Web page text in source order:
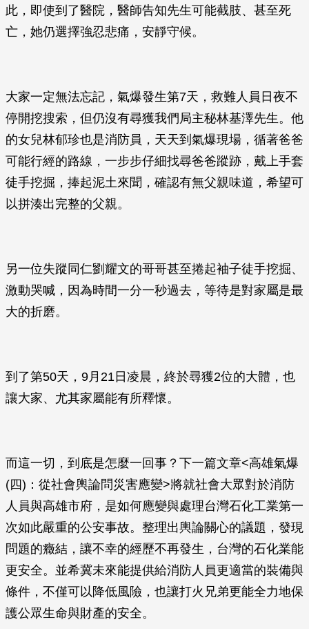
此，即使到了醫院，醫師告知先生可能截肢、甚至死
亡，她仍選擇強忍悲痛，安靜守候。
大家一定無法忘記，氣爆發生第7天，救難人員日夜不
停開挖搜索，但仍沒有尋獲我們局主秘林基澤先生。他
的女兒林郁珍也是消防員，天天到氣爆現場，循著爸爸
可能行經的路線，一步步仔細找尋爸爸蹤跡，戴上手套
徒手挖掘，捧起泥土來聞，確認有無父親味道，希望可
以拼湊出完整的父親。
另一位失蹤同仁劉耀文的哥哥甚至捲起袖子徒手挖掘、
激動哭喊，因為時間一分一秒過去，等待是對家屬是最
大的折磨。
到了第50天，9月21日凌晨，終於尋獲2位的大體，也
讓大家、尤其家屬能有所釋懷。
而這一切，到底是怎麼一回事？下一篇文章<高雄氣爆
(四)：從社會輿論問災害應變>將就社會大眾對於消防
人員與高雄市府，是如何應變與處理台灣石化工業第一
次如此嚴重的公安事故。整理出輿論關心的議題，發現
問題的癥結，讓不幸的經歷不再發生，台灣的石化業能
更安全。並希冀未來能提供給消防人員更適當的裝備與
條件，不僅可以降低風險，也讓打火兄弟更能全力地保
護公眾生命與財產的安全。